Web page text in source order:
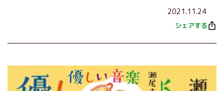
2021.11.24
シェアする